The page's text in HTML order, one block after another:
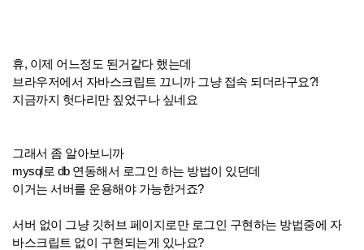
휴, 이제 어느정도 된거같다 했는데
브라우저에서 자바스크립트 끄니까 그냥 접속 되더라구요?!
지금까지 헛다리만 짚었구나 싶네요
그래서 좀 알아보니까
mysql로 db 연동해서 로그인 하는 방법이 있던데
이거는 서버를 운용해야 가능한거죠?
서버 없이 그냥 깃허브 페이지로만 로그인 구현하는 방법중에 자
바스크립트 없이 구현되는게 있나요?